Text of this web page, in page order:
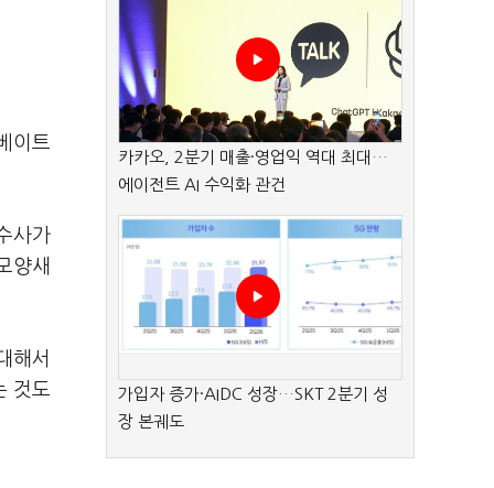
이트
사가
양새
해서
것도
카카오, 2분기 매출·영업익 역대 최대…
에이전트 AI 수익화 관건
가입자 증가·AIDC 성장…SKT 2분기 성
장 본궤도